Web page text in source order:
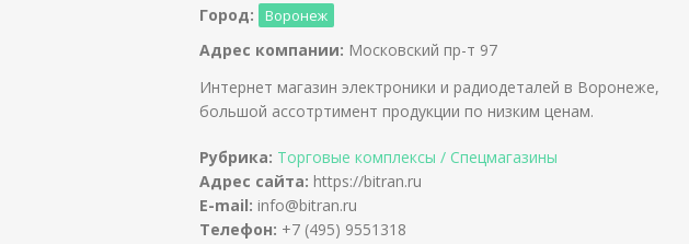
Город: Воронеж
Адрес компании: Московский пр-т 97
Интернет магазин электроники и радиодеталей в Воронеже,
большой ассотртимент продукции по низким ценам.
Рубрика: Торговые комплексы / Спецмагазины
Адрес сайта: https://bitran.ru
E-mail: info@bitran.ru
Телефон: +7 (495) 9551318